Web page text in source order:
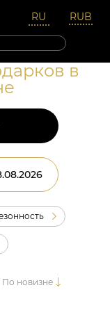
в
По новизне